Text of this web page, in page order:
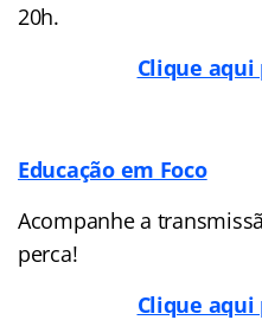
20h.
Clique
Educação em Foco
Acompanhe a
perca!
Clique